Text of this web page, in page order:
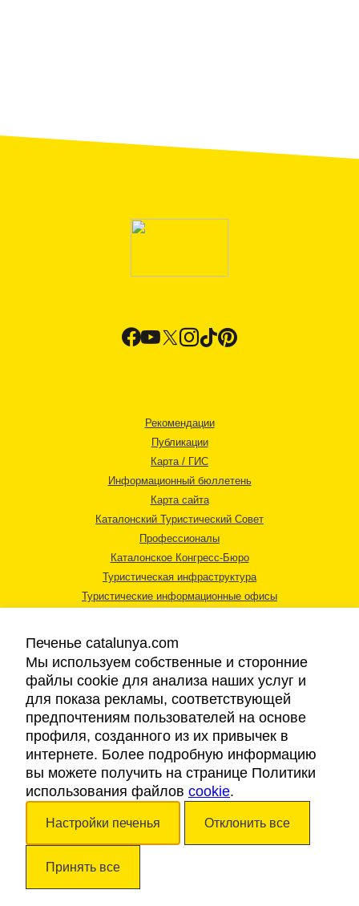
Рекомендации
Публикации
Карта / ГИС
Информационный бюллетень
Карта сайта
Каталонский Туристический Совет
Профессионалы
Каталонское Конгресс-Бюро
Туристическая инфраструктура
Туристические информационные офисы
Правовая информация
Cookies
Доступность
Авторские права © 2026. Каталонский Туристический Совет. Все права
Печенье catalunya.com
Мы используем собственные и сторонние
файлы cookie для анализа наших услуг и
для показа рекламы, соответствующей
предпочтениям пользователей на основе
профиля, созданного из их привычек в
интернете. Более подробную информацию
вы можете получить на странице Политики
использования файлов cookie.
Настройки печенья Отклонить все
Принять все